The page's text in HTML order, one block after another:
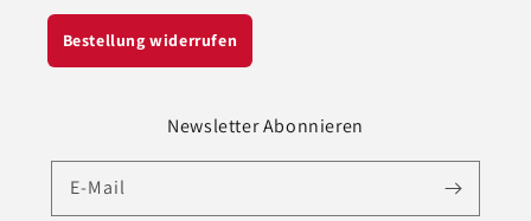
Bestellung widerrufen
Newsletter Abonnieren
E-Mail